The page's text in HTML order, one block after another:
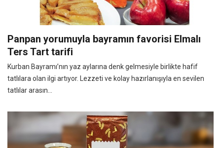
Panpan yorumuyla bayramın favorisi Elmalı
Ters Tart tarifi
Kurban Bayramı’nın yaz aylarına denk gelmesiyle birlikte hafif
tatlılara olan ilgi artıyor. Lezzeti ve kolay hazırlanışıyla en sevilen
tatlılar arasın...